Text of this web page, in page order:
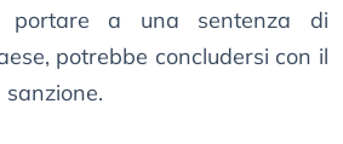
portare a una sentenza di
potrebbe concludersi con il